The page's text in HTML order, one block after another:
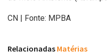
CN | Fonte: MPBA
Relacionadas Matérias